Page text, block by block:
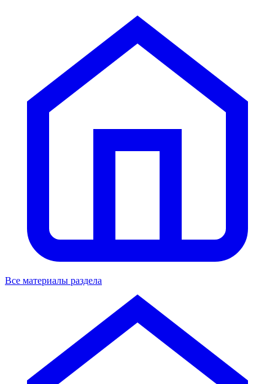
Все материалы раздела